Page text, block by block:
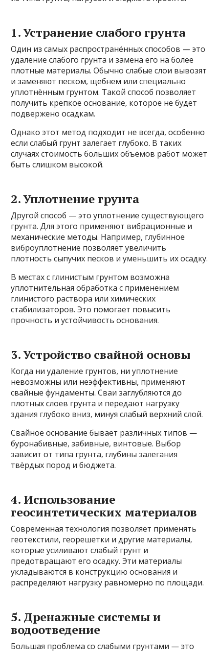
1. Устранение слабого грунта
Один из самых распространённых способов — это
удаление слабого грунта и замена его на более
плотные материалы. Обычно слабые слои вывозят
и заменяют песком, щебнем или специально
уплотнённым грунтом. Такой способ позволяет
получить крепкое основание, которое не будет
подвержено осадкам.
Однако этот метод подходит не всегда, особенно
если слабый грунт залегает глубоко. В таких
случаях стоимость больших объёмов работ может
быть слишком высокой.
2. Уплотнение грунта
Другой способ — это уплотнение существующего
грунта. Для этого применяют вибрационные и
механические методы. Например, глубинное
виброуплотнение позволяет увеличить
плотность сыпучих песков и уменьшить их осадку.
В местах с глинистым грунтом возможна
уплотнительная обработка с применением
глинистого раствора или химических
стабилизаторов. Это помогает повысить
прочность и устойчивость основания.
3. Устройство свайной основы
Когда ни удаление грунтов, ни уплотнение
невозможны или неэффективны, применяют
свайные фундаменты. Сваи заглубляются до
плотных слоев грунта и передают нагрузку
здания глубоко вниз, минуя слабый верхний слой.
Свайное основание бывает различных типов —
буронабивные, забивные, винтовые. Выбор
зависит от типа грунта, глубины залегания
твёрдых пород и бюджета.
4. Использование
геосинтетических материалов
Современная технология позволяет применять
геотекстили, георешетки и другие материалы,
которые усиливают слабый грунт и
предотвращают его осадку. Эти материалы
укладываются в конструкцию основания и
распределяют нагрузку равномерно по площади.
5. Дренажные системы и
водоотведение
Большая проблема со слабыми грунтами — это